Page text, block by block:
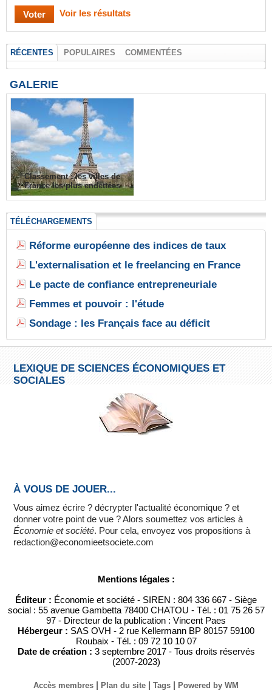
Voir les résultats
RÉCENTES POPULAIRES COMMENTÉES
GALERIE
Classement : les villes de
France les plus endettées
TÉLÉCHARGEMENTS
Réforme européenne des indices de taux
L'externalisation et le freelancing en France
Le pacte de confiance entrepreneuriale
Femmes et pouvoir : l'étude
Sondage : les Français face au déficit
LEXIQUE DE SCIENCES ÉCONOMIQUES ET
SOCIALES
À VOUS DE JOUER...
Vous aimez écrire ? décrypter l'actualité économique ? et
donner votre point de vue ? Alors soumettez vos articles à
Économie et société. Pour cela, envoyez vos propositions à
redaction@economieetsociete.com
Mentions légales :
Éditeur : Économie et société - SIREN : 804 336 667 - Siège
social : 55 avenue Gambetta 78400 CHATOU - Tél. : 01 75 26 57
97 - Directeur de la publication : Vincent Paes
Hébergeur : SAS OVH - 2 rue Kellermann BP 80157 59100
Roubaix - Tél. : 09 72 10 10 07
Date de création : 3 septembre 2017 - Tous droits réservés
(2007-2023)
Accès membres | Plan du site | Tags | Powered by WM